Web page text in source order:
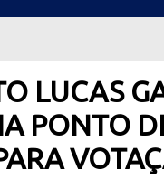
LUCAS
PONTO